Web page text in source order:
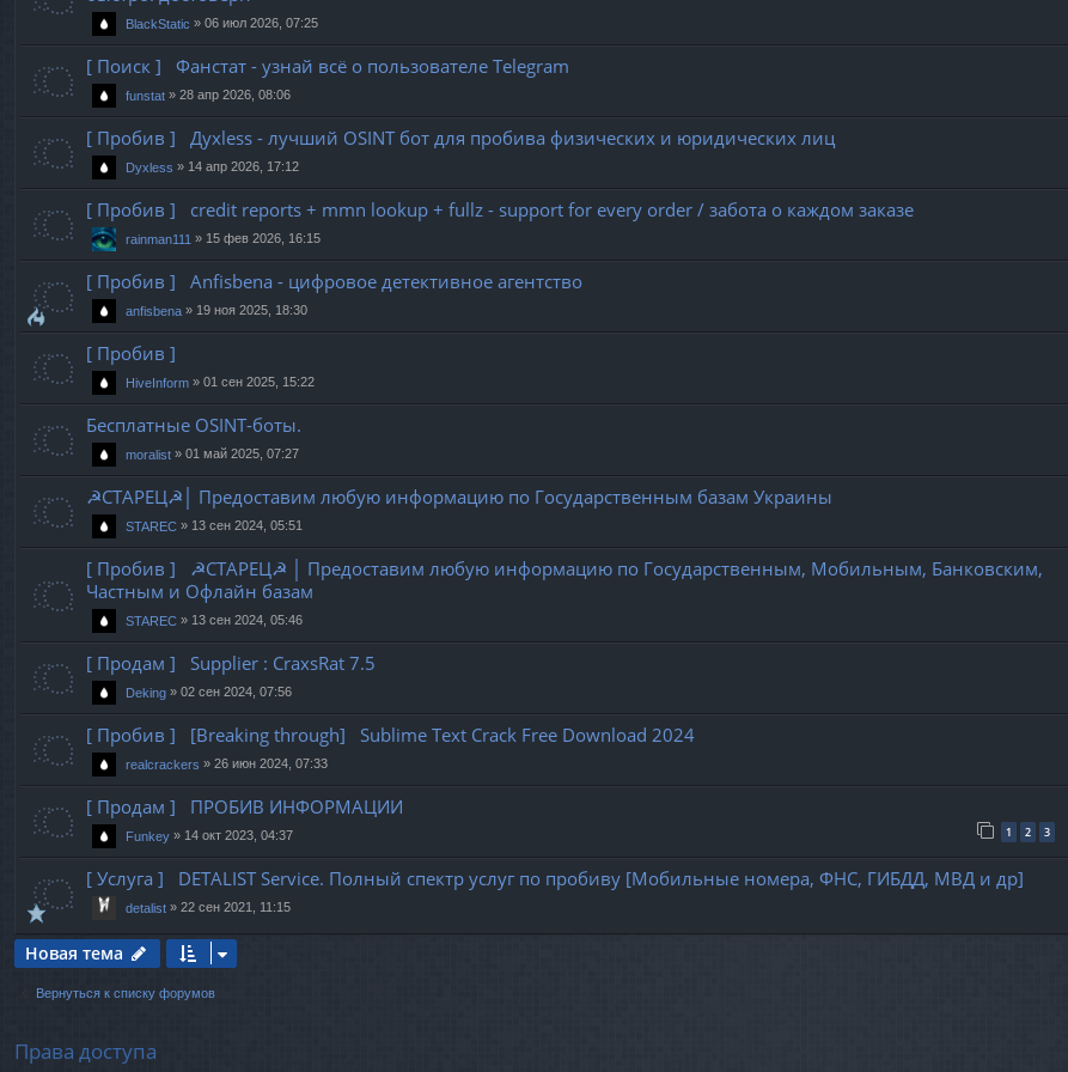
BlackStatic » 06 июл 2026, 07:25
[ Поиск ] Фанстат - узнай всё о пользователе Telegram
funstat » 28 апр 2026, 08:06
[ Пробив ] Духless - лучший OSINT бот для пробива физических и юридических лиц
Dyxless » 14 апр 2026, 17:12
[ Пробив ] credit reports + mmn lookup + fullz - support for every order / забота о каждом заказе
rainman111 » 15 фев 2026, 16:15
[ Пробив ] Anfisbena - цифровое детективное агентство
anfisbena » 19 ноя 2025, 18:30
[ Пробив ]
HiveInform » 01 сен 2025, 15:22
Бесплатные OSINT-боты.
moralist » 01 май 2025, 07:27
☭СТАРЕЦ☭│ Предоставим любую информацию по Государственным базам Украины
STAREC » 13 сен 2024, 05:51
[ Пробив ] ☭СТАРЕЦ☭ │ Предоставим любую информацию по Государственным, Мобильным, Банковским,
Частным и Офлайн базам
STAREC » 13 сен 2024, 05:46
[ Продам ] Supplier : CraxsRat 7.5
Deking » 02 сен 2024, 07:56
[ Пробив ] [Breaking through] Sublime Text Crack Free Download 2024
realcrackers » 26 июн 2024, 07:33
[ Продам ] ПРОБИВ ИНФОРМАЦИИ
Funkey » 14 окт 2023, 04:37 1 2 3
[ Услуга ] DETALIST Service. Полный спектр услуг по пробиву [Мобильные номера, ФНС, ГИБДД, МВД и др]
detalist » 22 сен 2021, 11:15
Новая тема
Вернуться к списку форумов
Права доступа